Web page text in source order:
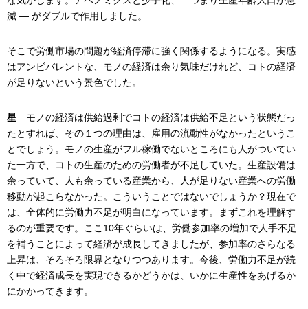
減 ― がダブルで作用しました。
そこで労働市場の問題が経済停滞に強く関係するようになる。実感
はアンビバレントな、モノの経済は余り気味だけれど、コトの経済
が足りないという景色でした。
星 モノの経済は供給過剰でコトの経済は供給不足という状態だっ
たとすれば、その１つの理由は、雇用の流動性がなかったというこ
とでしょう。モノの生産がフル稼働でないところにも人がついてい
た一方で、コトの生産のための労働者が不足していた。生産設備は
余っていて、人も余っている産業から、人が足りない産業への労働
移動が起こらなかった。こういうことではないでしょうか？現在で
は、全体的に労働力不足が明白になっています。まずこれを理解す
るのが重要です。ここ10年ぐらいは、労働参加率の増加で人手不足
を補うことによって経済が成長してきましたが、参加率のさらなる
上昇は、そろそろ限界となりつつあります。今後、労働力不足が続
く中で経済成長を実現できるかどうかは、いかに生産性をあげるか
にかかってきます。